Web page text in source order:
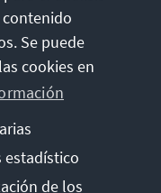
Se puede
cookies en
estadístico
de los